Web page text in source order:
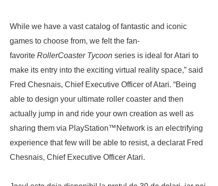
While we have a vast catalog of fantastic and iconic
games to choose from, we felt the fan-
favorite RollerCoaster Tycoon series is ideal for Atari to
make its entry into the exciting virtual reality space,” said
Fred Chesnais, Chief Executive Officer of Atari. “Being
able to design your ultimate roller coaster and then
actually jump in and ride your own creation as well as
sharing them via PlayStation™Network is an electrifying
experience that few will be able to resist, a declarat Fred
Chesnais, Chief Executive Officer Atari.